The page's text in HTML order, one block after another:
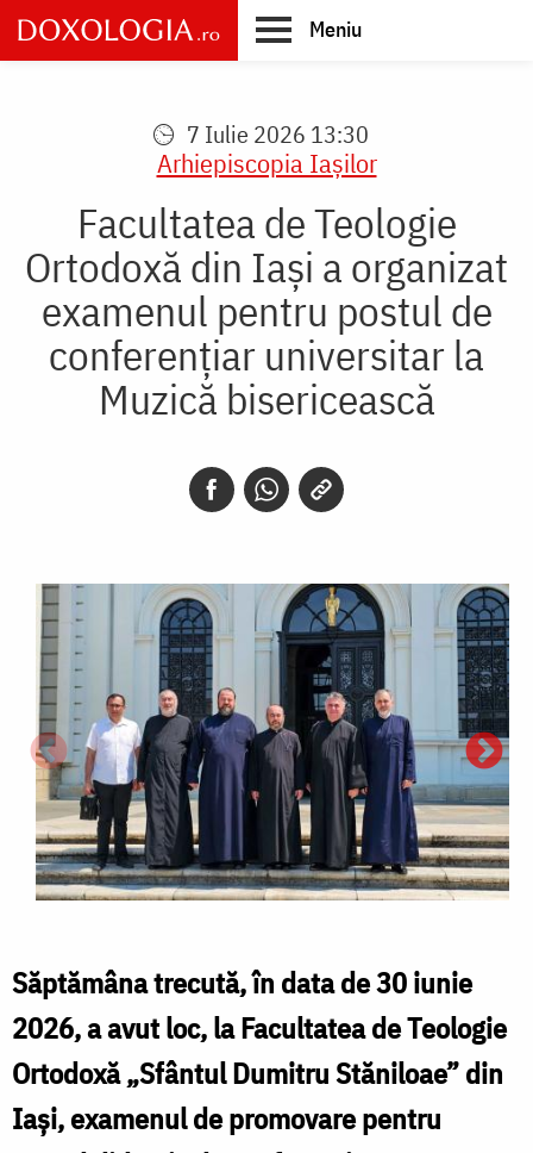
Skip
to
main
Meniu
7 Iulie 2026 13:30
Arhiepiscopia Iaşilor
Facultatea de Teologie
Ortodoxă din Iași a organizat
examenul pentru postul de
conferențiar universitar la
Muzică bisericească
Săptămâna trecută, în data de 30 iunie
2026, a avut loc, la Facultatea de Teologie
Ortodoxă „Sfântul Dumitru Stăniloae” din
Iași, examenul de promovare pentru